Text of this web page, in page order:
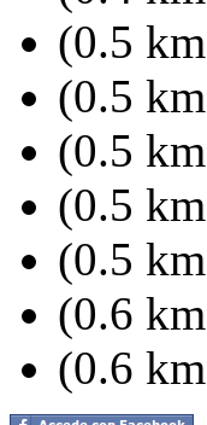
(0.5
(0.5
(0.5
(0.5
(0.5
(0.6
(0.6